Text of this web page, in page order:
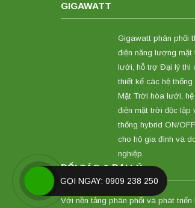
GIGAWATT
Gigawatt phân phối
điện năng lượng mặt
lưới, hỗ trợ Đại lý thi
thiết kế các hệ thống
Mặt Trời hòa lưới, hệ
điện mặt trời độc lập
thống hybrid ON/
cho hộ gia đình và
nghiệp.
ĐỐI TÁC & ĐẠI LÝ
Với nền tảng phân phối và phát triển
GỌI NGAY: 0909 238 250